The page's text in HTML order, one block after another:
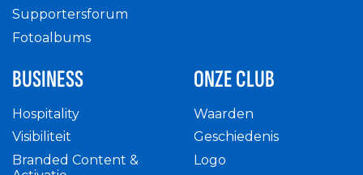
Supportersforum
Fotoalbums
BUSINESS
Hospitality
Visibiliteit
Branded Content &
ONZE CLUB
Waarden
Geschiedenis
Logo